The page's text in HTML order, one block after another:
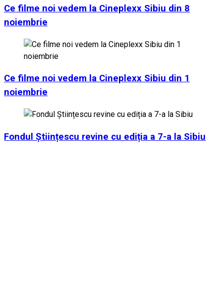
Ce filme noi vedem la Cineplexx Sibiu din 8
noiembrie
Ce filme noi vedem la Cineplexx Sibiu din 1
noiembrie
Fondul Științescu revine cu ediția a 7-a la Sibiu